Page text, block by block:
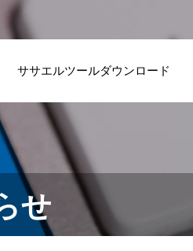
ササエルツールダウンロード
せ